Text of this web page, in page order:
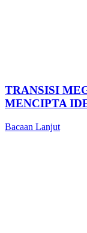
TRANSISI
MENCIPTA
Bacaan Lanjut